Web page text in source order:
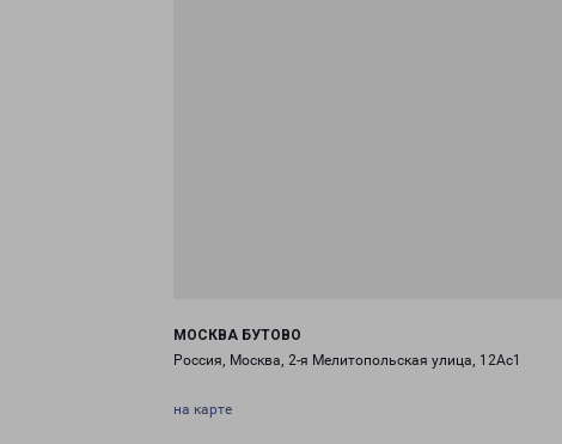
МОСКВА БУТОВО
Россия, Москва, 2-я Мелитопольская улица, 12Ас1
на карте